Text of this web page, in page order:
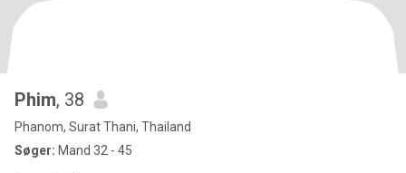
Phim, 38
Phanom, Surat Thani, Thailand
Søger: Mand 32 - 45